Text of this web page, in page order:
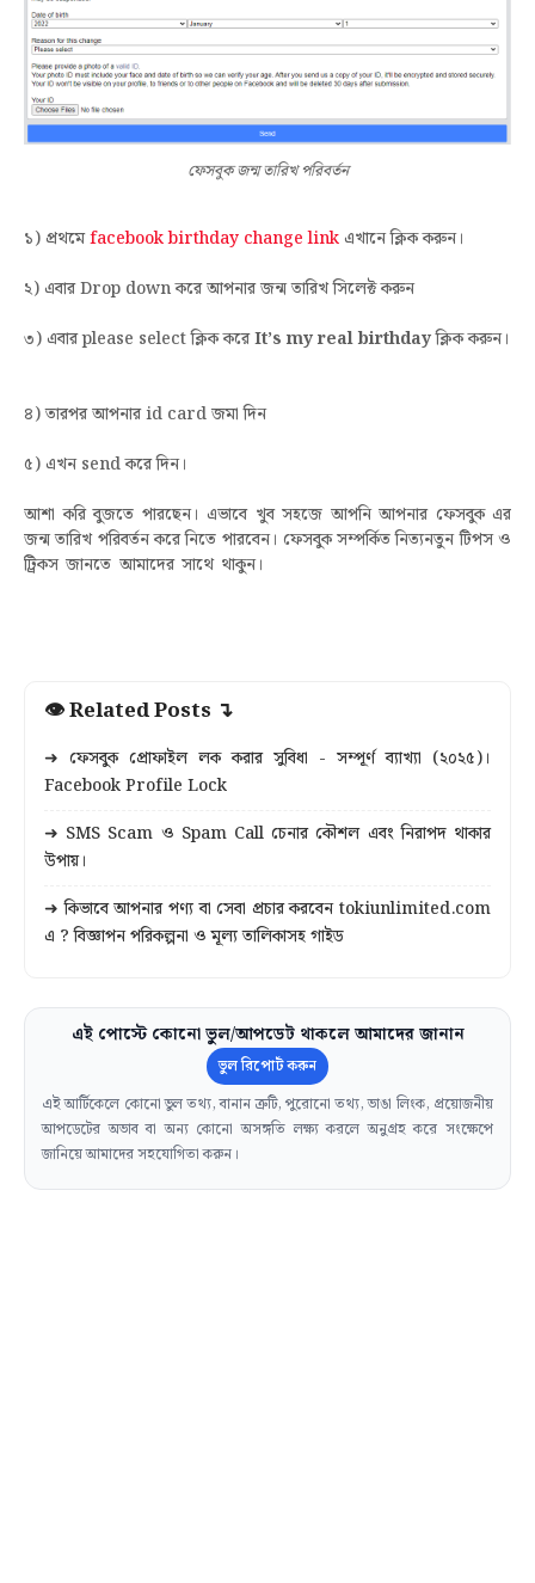
ফেসবুক জন্ম তারিখ পরিবর্তন
১) প্রথমেfacebook birthday change link এখানে ক্লিক করুন।
২) এবার Drop down করে আপনার জন্ম তারিখ সিলেক্ট করুন
৩) এবার please select ক্লিক করেIt’s my real birthdayক্লিক করুন।
৪) তারপর আপনার id card জমা দিন
৫) এখন send করে দিন।
আশা করি বুজতে পারছেন। এভাবে খুব সহজে আপনি আপনার ফেসবুক এর
জন্ম তারিখ পরিবর্তন করে নিতে পারবেন। ফেসবুক সম্পর্কিত নিত্যনতুন টিপস ও
ট্রিকস জানতে আমাদের সাথে থাকুন।
👁 Related Posts ↴
➜ ফেসবুক প্রোফাইল লক করার সুবিধা - সম্পূর্ণ ব্যাখ্যা (২০২৫)।
Facebook Profile Lock
➜ SMS Scam ও Spam Call চেনার কৌশল এবং নিরাপদ থাকার
উপায়।
➜ কিভাবে আপনার পণ্য বা সেবা প্রচার করবেন tokiunlimited.com
এ ? বিজ্ঞাপন পরিকল্পনা ও মূল্য তালিকাসহ গাইড
এই পোস্টে কোনো ভুল/আপডেট থাকলে আমাদের জানান
ভুল রিপোর্ট করুন
এই আর্টিকেলে কোনো ভুল তথ্য, বানান ত্রুটি, পুরোনো তথ্য, ভাঙা লিংক, প্রয়োজনীয়
আপডেটের অভাব বা অন্য কোনো অসঙ্গতি লক্ষ্য করলে অনুগ্রহ করে সংক্ষেপে
জানিয়ে আমাদের সহযোগিতা করুন।